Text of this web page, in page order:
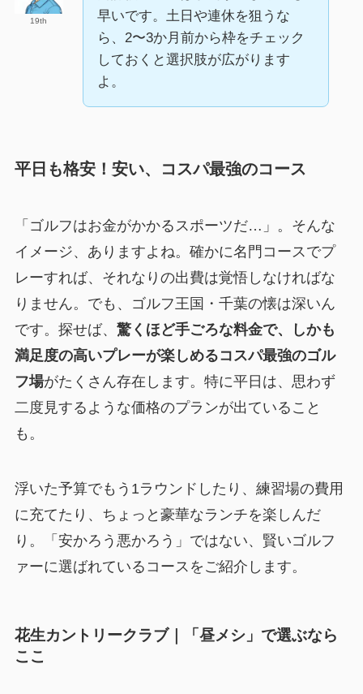
19th
早いです。土日や連休を狙うな
ら、2〜3か月前から枠をチェック
しておくと選択肢が広がります
よ。
平日も格安！安い、コスパ最強のコース
「ゴルフはお金がかかるスポーツだ…」。そんな
イメージ、ありますよね。確かに名門コースでプ
レーすれば、それなりの出費は覚悟しなければな
りません。でも、ゴルフ王国・千葉の懐は深いん
です。探せば、 驚くほど手ごろな料金で、しかも
満足度の高いプレーが楽しめるコスパ最強のゴル
フ場がたくさん存在します。特に平日は、思わず
二度見するような価格のプランが出ていること
も。
浮いた予算でもう1ラウンドしたり、練習場の費用
に充てたり、ちょっと豪華なランチを楽しんだ
り。「安かろう悪かろう」ではない、賢いゴルフ
ァーに選ばれているコースをご紹介します。
花生カントリークラブ｜「昼メシ」で選ぶなら
ここ